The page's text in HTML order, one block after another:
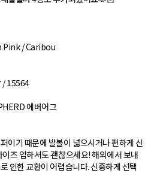
/ Caribou
/ 15564
에버어그
이기 때문에 발볼이 넓으시거나 편하게 신
즈 업하셔도 괜찮으세요! 해외에서 보내
인한 교환이 어렵습니다. 신중하게 선택